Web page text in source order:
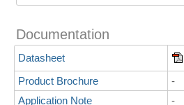
Documentation
Datasheet
Product Brochure
-
Application Note
-